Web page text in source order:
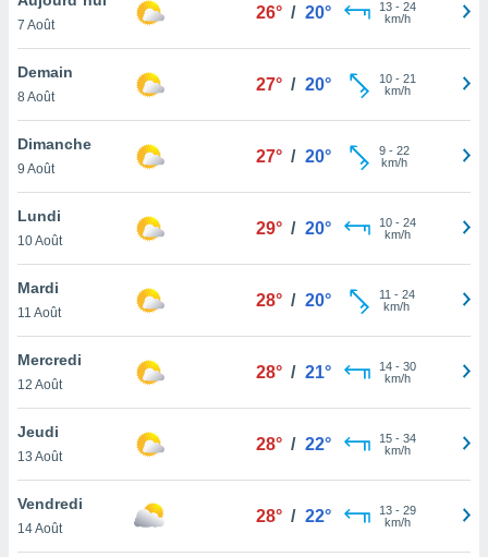
et
»,
au
vous
qu'ils
ou
le
ainsi
un
la
du
en
7 Août
26° / 20° 13- 24
km/h
Demain
8 Août
27° / 20° 10- 21
km/h
Dimanche
9 Août
27° / 20° 9- 22
km/h
Lundi
10 Août
29° / 20° 10- 24
km/h
Mardi
11 Août
28° / 20° 11 - 24
km/h
Mercredi
12 Août
28° / 21° 14- 30
km/h
Jeudi
13 Août
28° / 22° 15- 34
km/h
Vendredi
14 Août
28° / 22° 13- 29
km/h